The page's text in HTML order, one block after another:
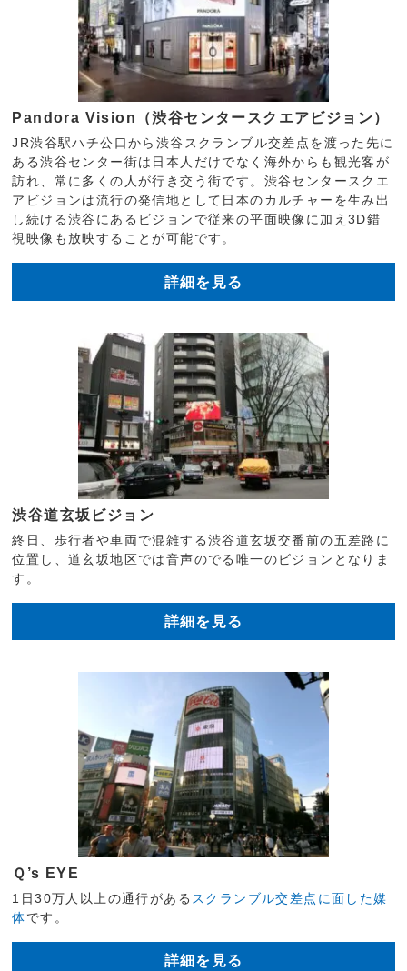
Pandora Vision（渋谷センタースクエアビジョン）
JR渋谷駅ハチ公口から渋谷スクランブル交差点を渡った先に
ある渋谷センター街は日本人だけでなく海外からも観光客が
訪れ、常に多くの人が行き交う街です。渋谷センタースクエ
アビジョンは流行の発信地として日本のカルチャーを生み出
し続ける渋谷にあるビジョンで従来の平面映像に加え3D錯
視映像も放映することが可能です。
詳細を見る
渋谷道玄坂ビジョン
終日、歩行者や車両で混雑する渋谷道玄坂交番前の五差路に
位置し、道玄坂地区では音声のでる唯一のビジョンとなりま
す。
詳細を見る
Ｑ’s EYE
1日30万人以上の通行がある スクランブル交差点に面した媒
体です。
詳細を見る